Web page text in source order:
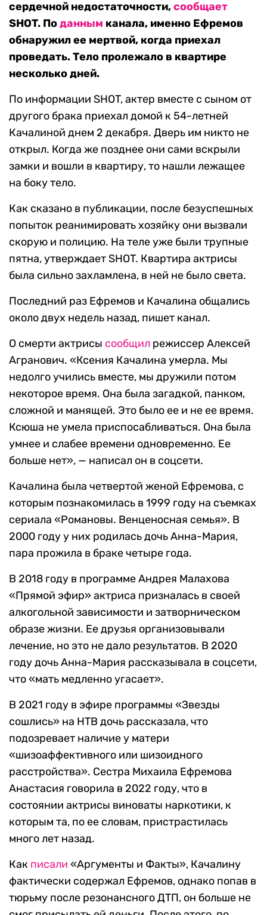
сердечной недостаточности,сообщает
SHOT. Поданным канала, именно Ефремов
обнаружил ее мертвой, когда приехал
проведать. Тело пролежало в квартире
несколько дней.
По информации SHOT, актер вместе с сыном от
другого брака приехал домой к 54-летней
Качалиной днем 2 декабря. Дверь им никто не
открыл. Когда же позднее они сами вскрыли
замки и вошли в квартиру, то нашли лежащее
на боку тело.
Как сказано в публикации, после безуспешных
попыток реанимировать хозяйку они вызвали
скорую и полицию. На теле уже были трупные
пятна, утверждает SHOT. Квартира актрисы
была сильно захламлена, в ней не было света.
Последний раз Ефремов и Качалина общались
около двух недель назад, пишет канал.
О смерти актрисы сообщил режиссер Алексей
Агранович. «Ксения Качалина умерла. Мы
недолго учились вместе, мы дружили потом
некоторое время. Она была загадкой, панком,
сложной и манящей. Это было ее и не ее время.
Ксюша не умела приспосабливаться. Она была
умнее и слабее времени одновременно. Ее
больше нет», — написал он в соцсети.
Качалина была четвертой женой Ефремова, с
которым познакомилась в 1999 году на съемках
сериала «Романовы. Венценосная семья». В
2000 году у них родилась дочь Анна-Мария,
пара прожила в браке четыре года.
В 2018 году в программе Андрея Малахова
«Прямой эфир» актриса призналась в своей
алкогольной зависимости и затворническом
образе жизни. Ее друзья организовывали
лечение, но это не дало результатов. В 2020
году дочь Анна-Мария рассказывала в соцсети,
что «мать медленно угасает».
В 2021 году в эфире программы «Звезды
сошлись» на НТВ дочь рассказала, что
подозревает наличие у матери
«шизоаффективного или шизоидного
расстройства». Сестра Михаила Ефремова
Анастасия говорила в 2022 году, что в
состоянии актрисы виноваты наркотики, к
которым та, по ее словам, пристрастилась
много лет назад.
Как писали «Аргументы и Факты», Качалину
фактически содержал Ефремов, однако попав в
тюрьму после резонансного ДТП, он больше не